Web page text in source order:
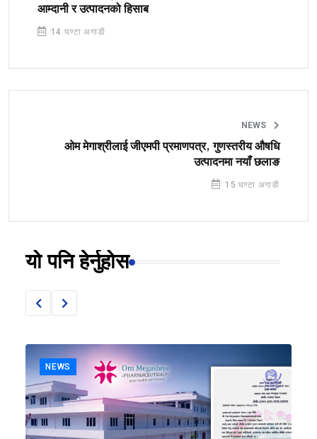
आम्दानी र उत्पादनको हिसाब
14 घण्टा अगाडी
NEWS
ओम मेगाश्रीलाई जीएमपी प्रमाणपत्र, गुणस्तरीय औषधि
उत्पादनमा नयाँ छलाङ
15 घण्टा अगाडी
यो पनि हेर्नुहोस
NEWS